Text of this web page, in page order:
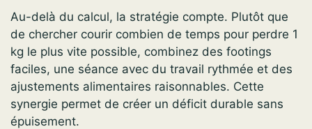
Au-delà du calcul, la stratégie compte. Plutôt que
de chercher courir combien de temps pour perdre 1
kg le plus vite possible, combinez des footings
faciles, une séance avec du travail rythmée et des
ajustements alimentaires raisonnables. Cette
synergie permet de créer un déficit durable sans
épuisement.